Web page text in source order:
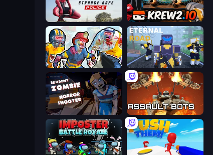
Amazing Strange Rope Police Krew.io
Zombies Shooter: Part 2 Eternal Road
Resident Zombies: Horror Shooter Assault Bots